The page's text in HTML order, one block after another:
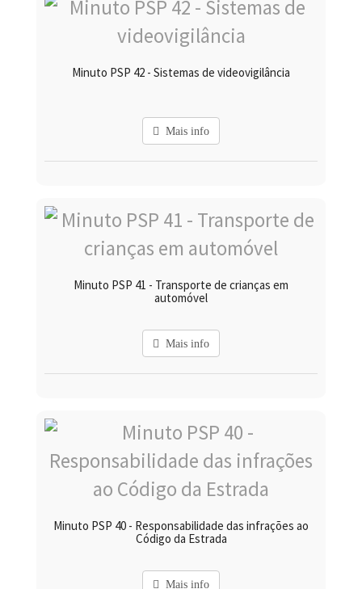
Minuto PSP 42 - Sistemas de videovigilância
Mais info
Minuto PSP 41 - Transporte de crianças em
automóvel
Mais info
Minuto PSP 40 - Responsabilidade das infrações ao
Código da Estrada
Mais info